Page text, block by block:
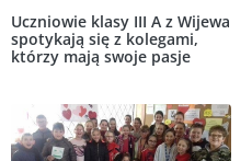
Uczniowie klasy III A z Wijewa
spotykają się z kolegami,
którzy mają swoje pasje